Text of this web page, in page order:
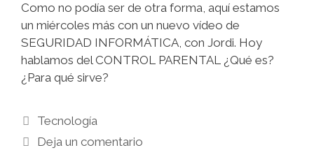
Como no podía ser de otra forma, aquí estamos
un miércoles más con un nuevo vídeo de
SEGURIDAD INFORMÁTICA, con Jordi. Hoy
hablamos del CONTROL PARENTAL ¿Qué es?
¿Para qué sirve?
Categorías
Tecnología
Deja un comentario